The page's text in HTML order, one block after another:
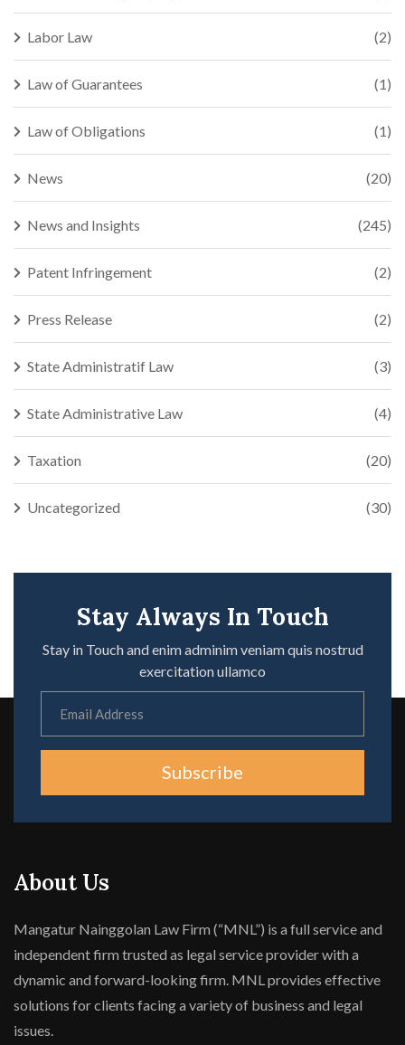
Labor Law (2)
Law of Guarantees (1)
Law of Obligations (1)
News (20)
News and Insights (245)
Patent Infringement (2)
Press Release (2)
State Administratif Law (3)
State Administrative Law (4)
Taxation (20)
Uncategorized (30)
Stay Always In Touch
Stay in Touch and enim adminim veniam quis nostrud
exercitation ullamco
Subscribe
About Us
Mangatur Nainggolan Law Firm (“MNL”) is a full service and
independent firm trusted as legal service provider with a
dynamic and forward-looking firm. MNL provides effective
solutions for clients facing a variety of business and legal
issues.